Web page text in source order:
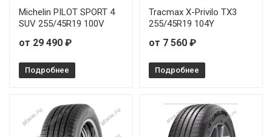
Michelin PILOT SPORT 4
SUV 255/45R19 100V
от 29 490 ₽
Подробнее
Tracmax X-Privilo TX3
255/45R19 104Y
от 7 560 ₽
Подробнее